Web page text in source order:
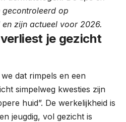
op
zijn actueel voor 2026.
je gezicht
dat rimpels en een
simpelweg kwesties zijn
huid”. De werkelijkheid is
jeugdig, vol gezicht is